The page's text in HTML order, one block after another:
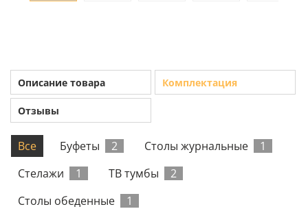
Описание товара Комплектация
Отзывы
Все Буфеты 2 Столы журнальные
1
Стелажи
1 ТВ тумбы
2
Столы обеденные
1